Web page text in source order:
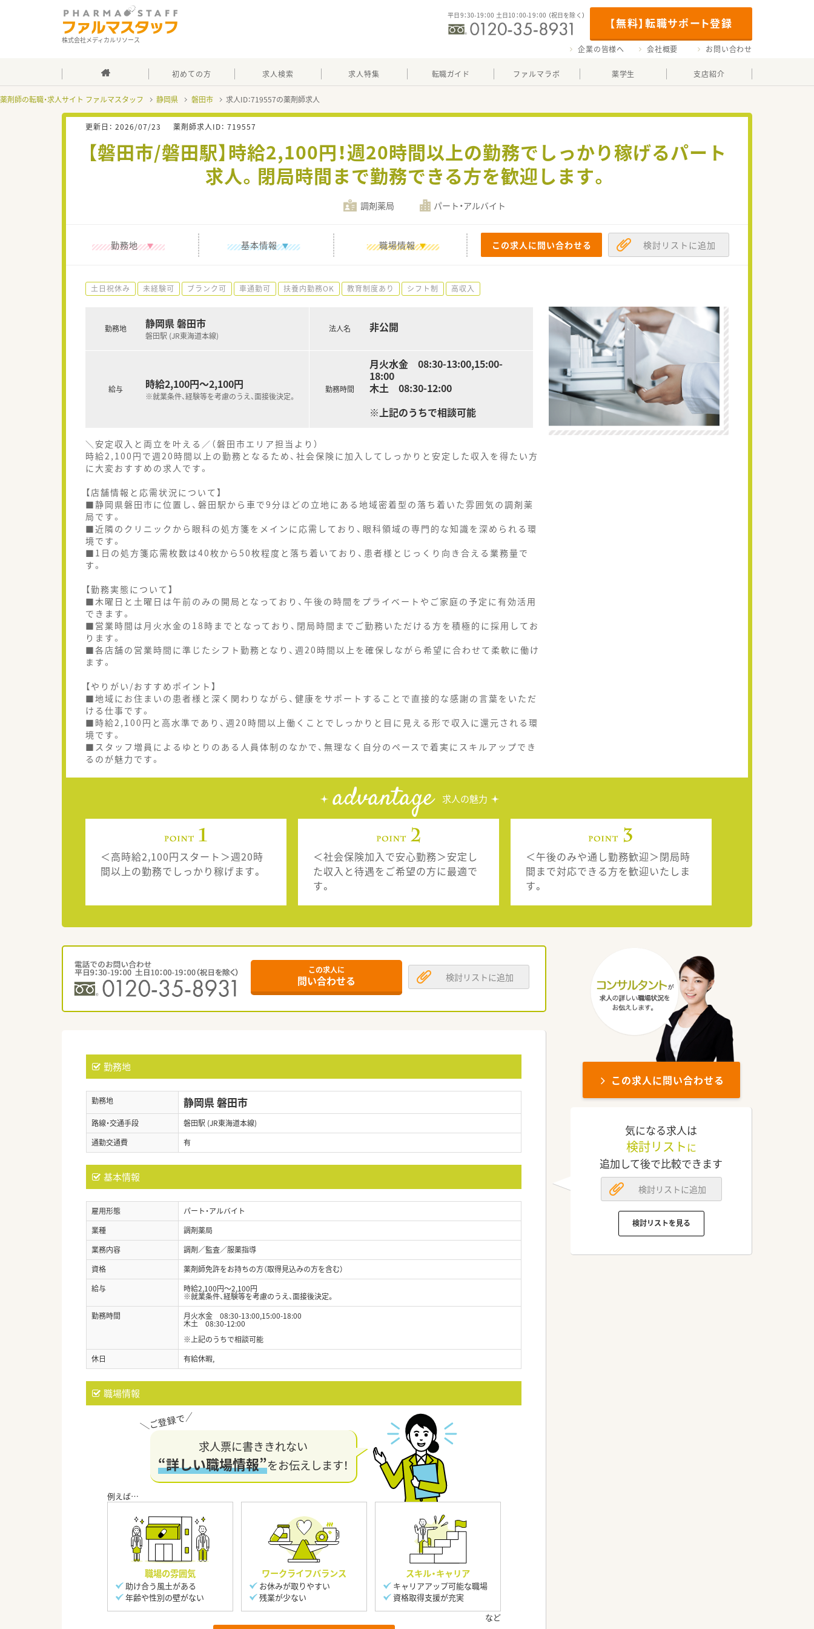
株式会社メディカルリソース
【無料】転職サポート登録
平日9：30-19：00 土日10：00-19：00 （祝日を除く）
企業の皆様へ 会社概要 お問い合わせ
初めての方 求人検索 求人特集 転職ガイド ファルマラボ 薬学生 支店紹介
薬剤師の転職・求人サイト ファルマスタッフ 静岡県 磐田市 求人ID：719557の薬剤師求人
更新日： 2026/07/23 薬剤師求人ID： 719557
【磐田市/磐田駅】時給2,100円！週20時間以上の勤務でしっかり稼げるパート
求人。閉局時間まで勤務できる方を歓迎します。
調剤薬局 パート・アルバイト
勤務地 基本情報 職場情報 この求人に問い合わせる 検討リストに追加
土日祝休み 未経験可 ブランク可 車通勤可 扶養内勤務OK 教育制度あり シフト制 高収入
勤務地 静岡県 磐田市
磐田駅 (JR東海道本線)
給与 時給2,100円～2,100円
※就業条件、経験等を考慮のうえ、面接後決定。
法人名 非公開
勤務時間
月火水金 08:30-13:00,15:00-
18:00
木土 08:30-12:00
※上記のうちで相談可能
＼安定収入と両立を叶える／（磐田市エリア担当より）
時給2,100円で週20時間以上の勤務となるため、社会保険に加入してしっかりと安定した収入を得たい方
に大変おすすめの求人です。
【店舗情報と応需状況について】
■静岡県磐田市に位置し、磐田駅から車で9分ほどの立地にある地域密着型の落ち着いた雰囲気の調剤薬
局です。
■近隣のクリニックから眼科の処方箋をメインに応需しており、眼科領域の専門的な知識を深められる環
境です。
■1日の処方箋応需枚数は40枚から50枚程度と落ち着いており、患者様とじっくり向き合える業務量で
す。
【勤務実態について】
■木曜日と土曜日は午前のみの開局となっており、午後の時間をプライベートやご家庭の予定に有効活用
できます。
■営業時間は月火水金の18時までとなっており、閉局時間までご勤務いただける方を積極的に採用してお
ります。
■各店舗の営業時間に準じたシフト勤務となり、週20時間以上を確保しながら希望に合わせて柔軟に働け
ます。
【やりがい/おすすめポイント】
■地域にお住まいの患者様と深く関わりながら、健康をサポートすることで直接的な感謝の言葉をいただ
ける仕事です。
■時給2,100円と高水準であり、週20時間以上働くことでしっかりと目に見える形で収入に還元される環
境です。
■スタッフ増員によるゆとりのある人員体制のなかで、無理なく自分のペースで着実にスキルアップでき
るのが魅力です。
advantage 求人の魅力
＜高時給2,100円スタート＞週20時
間以上の勤務でしっかり稼げます。
＜社会保険加入で安心勤務＞安定し
た収入と待遇をご希望の方に最適で
す。
＜午後のみや通し勤務歓迎＞閉局時
間まで対応できる方を歓迎いたしま
す。
この求人に
問い合わせる 検討リストに追加
勤務地
勤務地 静岡県 磐田市
路線・交通手段
磐田駅 (JR東海道本線)
通勤交通費
有
基本情報
雇用形態
パート・アルバイト
業種
調剤薬局
業務内容
調剤／監査／服薬指導
資格
薬剤師免許をお持ちの方（取得見込みの方を含む）
給与
時給2,100円～2,100円
※就業条件、経験等を考慮のうえ、面接後決定。
勤務時間
月火水金 08:30-13:00,15:00-18:00
木土 08:30-12:00
※上記のうちで相談可能
休日
有給休暇,
職場情報
求人票に書ききれない
“詳しい職場情報”をお伝えします！
職場の雰囲気
助け合う風土がある
年齢や性別の壁がない
ワークライフバランス
お休みが取りやすい
残業が少ない
スキル・キャリア
キャリアアップ可能な職場
資格取得支援が充実
この求人に問い合わせる
気になる求人は
検討リスト に
追加して後で比較できます
検討リストに追加
検討リストを見る